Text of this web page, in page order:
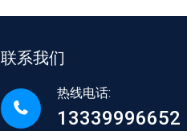
联系我们
热线电话:
13339996652